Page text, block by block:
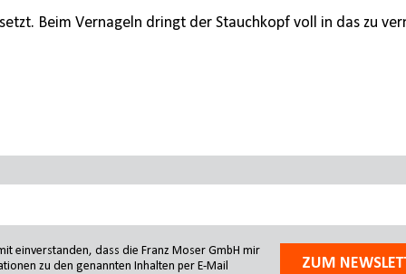
Beim Vernageln dringt der Stauchkopf voll in das zu
einverstanden, dass die Franz Moser GmbH mir
zu den genannten Inhalten per E-Mail
ZUM